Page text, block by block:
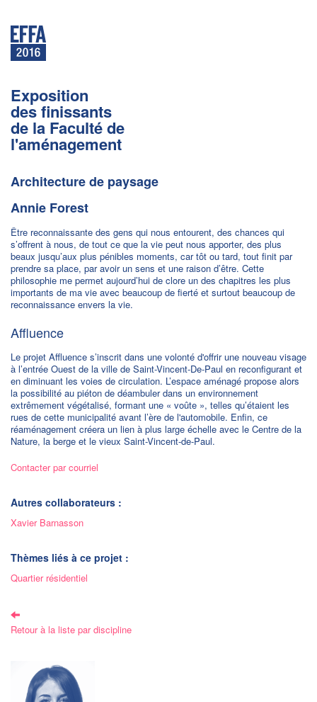
Exposition
des finissants
de la Faculté de
l'aménagement
Architecture de paysage
Annie Forest
Être reconnaissante des gens qui nous entourent, des chances qui
s’offrent à nous, de tout ce que la vie peut nous apporter, des plus
beaux jusqu’aux plus pénibles moments, car tôt ou tard, tout finit par
prendre sa place, par avoir un sens et une raison d’être. Cette
philosophie me permet aujourd’hui de clore un des chapitres les plus
importants de ma vie avec beaucoup de fierté et surtout beaucoup de
reconnaissance envers la vie.
Affluence
Le projet Affluence s’inscrit dans une volonté d'offrir une nouveau visage
à l’entrée Ouest de la ville de Saint-Vincent-De-Paul en reconfigurant et
en diminuant les voies de circulation. L’espace aménagé propose alors
la possibilité au piéton de déambuler dans un environnement
extrêmement végétalisé, formant une « voûte », telles qu’étaient les
rues de cette municipalité avant l’ère de l'automobile. Enfin, ce
réaménagement créera un lien à plus large échelle avec le Centre de la
Nature, la berge et le vieux Saint-Vincent-de-Paul.
Contacter par courriel
Autres collaborateurs :
Xavier Barnasson
Thèmes liés à ce projet :
Quartier résidentiel
Retour à la liste par discipline